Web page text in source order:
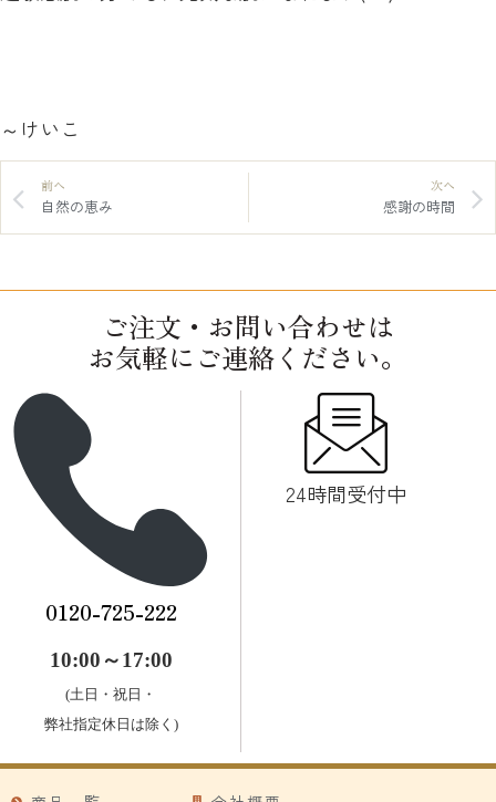
～けいこ
前へ
自然の恵み
次へ
感謝の時間
ご注文・お問い合わせは
お気軽にご連絡ください。
0120-725-222
10:00～17:00
(土日・祝日・
弊社指定休日は除く)
24時間受付中